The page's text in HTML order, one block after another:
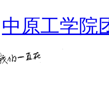
中原工学院